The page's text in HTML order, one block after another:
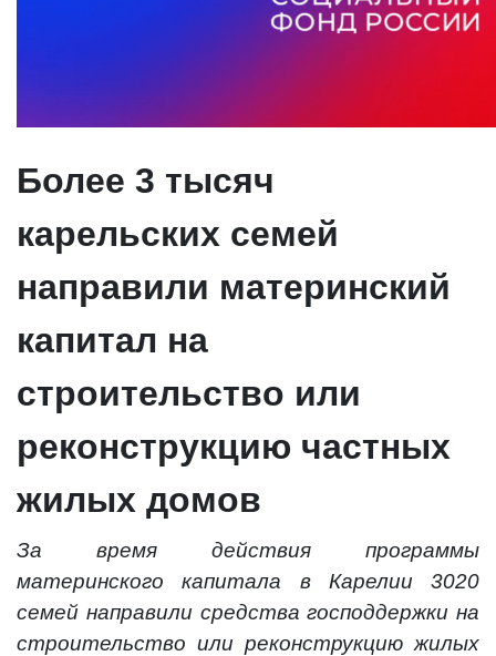
Более 3 тысяч
карельских семей
направили материнский
капитал на
строительство или
реконструкцию частных
жилых домов
За время действия программы
материнского капитала в Карелии 3020
семей направили средства господдержки на
строительство или реконструкцию жилых